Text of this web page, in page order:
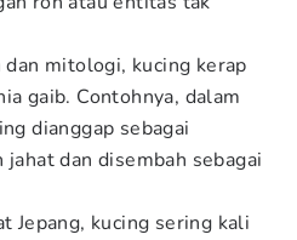
dan mitologi, kucing kerap
gaib. Contohnya, dalam
dianggap sebagai
dan disembah sebagai
Jepang, kucing sering kali